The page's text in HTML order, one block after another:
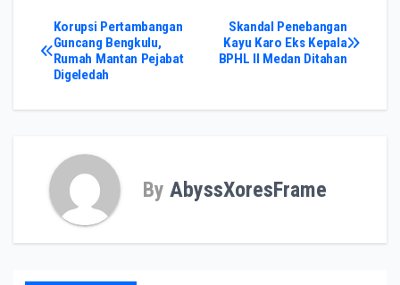
Post
navigation
Skandal Penebangan
Kayu Karo Eks Kepala
BPHL II Medan Ditahan
Korupsi Pertambangan
Guncang Bengkulu,
Rumah Mantan Pejabat
Digeledah
By AbyssXoresFrame